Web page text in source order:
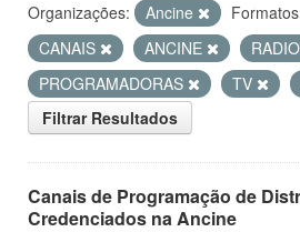
Organizações: Ancine
CANAIS
ANCINE
PROGRAMADORAS
TV
Filtrar Resultados
Canais de Programação de
Credenciados na Ancine